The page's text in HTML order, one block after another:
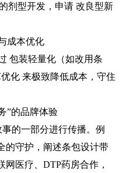
剂型开发，申请 改良型新
成本优化
包装轻量化（如改用条
化 来极致降低成本，守住
”的品牌体验
的一部分进行传播。例
的守护，阐述条包设计带
医疗、DTP药房合作，